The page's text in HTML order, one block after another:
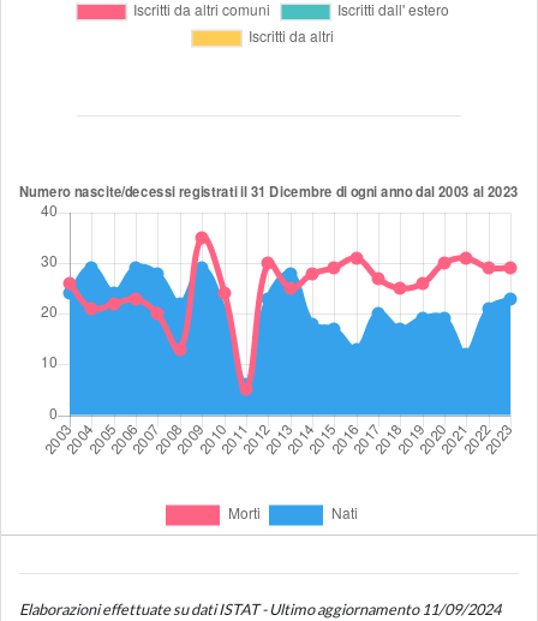
Elaborazioni effettuate su dati ISTAT - Ultimo aggiornamento 11/09/2024